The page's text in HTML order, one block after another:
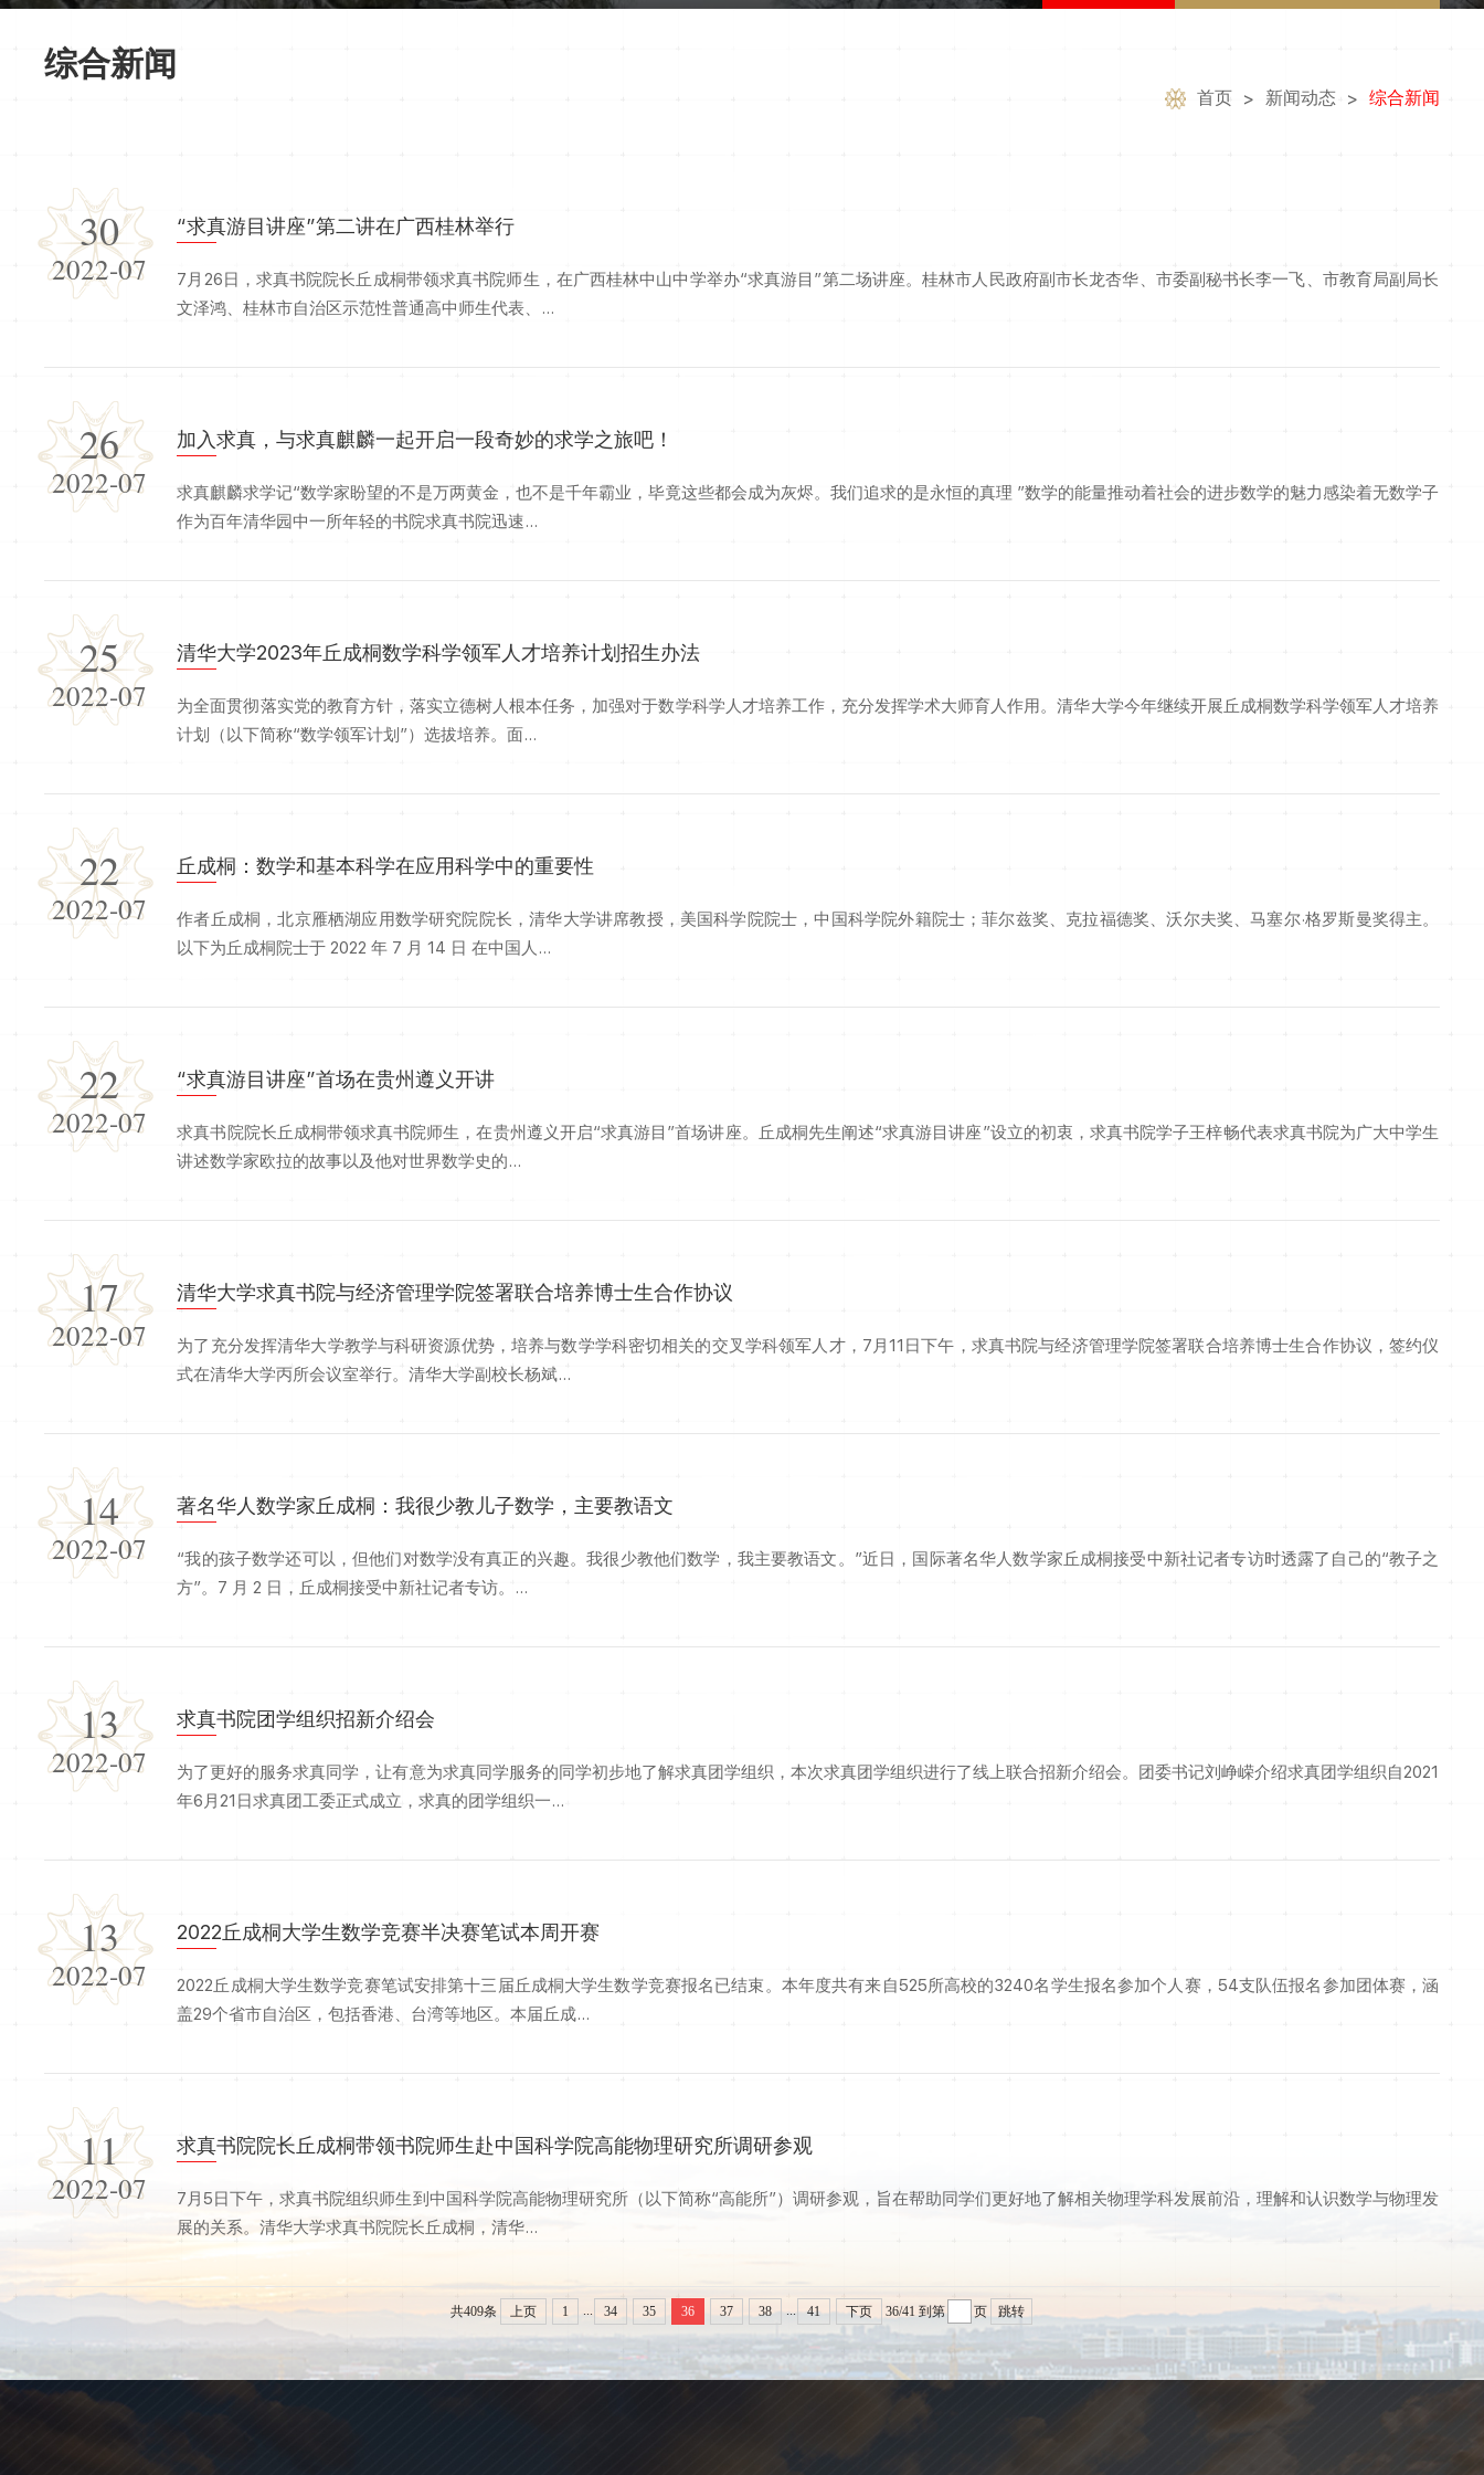
综合新闻
首页 > 新闻动态 > 综合新闻
30
2022-07
“求真游目讲座”第二讲在广西桂林举行
7月26日，求真书院院长丘成桐带领求真书院师生，在广西桂林中山中学举办“求真游目”第二场讲座。桂林市人民政府副市长龙杏华、市委副秘书长李一飞、市教育局副局长
文泽鸿、桂林市自治区示范性普通高中师生代表、...
26
2022-07
加入求真，与求真麒麟一起开启一段奇妙的求学之旅吧！
求真麒麟求学记“数学家盼望的不是万两黄金，也不是千年霸业，毕竟这些都会成为灰烬。我们追求的是永恒的真理 ”数学的能量推动着社会的进步数学的魅力感染着无数学子
作为百年清华园中一所年轻的书院求真书院迅速...
25
2022-07
清华大学2023年丘成桐数学科学领军人才培养计划招生办法
为全面贯彻落实党的教育方针，落实立德树人根本任务，加强对于数学科学人才培养工作，充分发挥学术大师育人作用。清华大学今年继续开展丘成桐数学科学领军人才培养
计划（以下简称“数学领军计划”）选拔培养。面...
22
2022-07
丘成桐：数学和基本科学在应用科学中的重要性
作者丘成桐，北京雁栖湖应用数学研究院院长，清华大学讲席教授，美国科学院院士，中国科学院外籍院士；菲尔兹奖、克拉福德奖、沃尔夫奖、马塞尔·格罗斯曼奖得主。
以下为丘成桐院士于 2022 年 7 月 14 日 在中国人...
22
2022-07
“求真游目讲座”首场在贵州遵义开讲
求真书院院长丘成桐带领求真书院师生，在贵州遵义开启“求真游目”首场讲座。丘成桐先生阐述“求真游目讲座”设立的初衷，求真书院学子王梓畅代表求真书院为广大中学生
讲述数学家欧拉的故事以及他对世界数学史的...
17
2022-07
清华大学求真书院与经济管理学院签署联合培养博士生合作协议
为了充分发挥清华大学教学与科研资源优势，培养与数学学科密切相关的交叉学科领军人才，7月11日下午，求真书院与经济管理学院签署联合培养博士生合作协议，签约仪
式在清华大学丙所会议室举行。清华大学副校长杨斌...
14
2022-07
著名华人数学家丘成桐：我很少教儿子数学，主要教语文
“我的孩子数学还可以，但他们对数学没有真正的兴趣。我很少教他们数学，我主要教语文。”近日，国际著名华人数学家丘成桐接受中新社记者专访时透露了自己的“教子之
方”。7 月 2 日，丘成桐接受中新社记者专访。...
13
2022-07
求真书院团学组织招新介绍会
为了更好的服务求真同学，让有意为求真同学服务的同学初步地了解求真团学组织，本次求真团学组织进行了线上联合招新介绍会。团委书记刘峥嵘介绍求真团学组织自2021
年6月21日求真团工委正式成立，求真的团学组织一...
13
2022-07
2022丘成桐大学生数学竞赛半决赛笔试本周开赛
2022丘成桐大学生数学竞赛笔试安排第十三届丘成桐大学生数学竞赛报名已结束。本年度共有来自525所高校的3240名学生报名参加个人赛，54支队伍报名参加团体赛，涵
盖29个省市自治区，包括香港、台湾等地区。本届丘成...
11
2022-07
求真书院院长丘成桐带领书院师生赴中国科学院高能物理研究所调研参观
7月5日下午，求真书院组织师生到中国科学院高能物理研究所（以下简称“高能所”）调研参观，旨在帮助同学们更好地了解相关物理学科发展前沿，理解和认识数学与物理发
展的关系。清华大学求真书院院长丘成桐，清华...
共409条 上页 1 ... 34 35 36 37 38 ... 41 下页 36/41 到第 页 跳转